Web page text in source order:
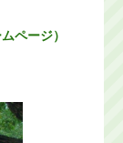
ページ）